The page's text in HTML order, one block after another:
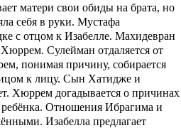
матери свои обиды на брата, но
себя в руки. Мустафа
с отцом к Изабелле. Махидевран
Сулейман отдаляется от
понимая причину, собирается
к лицу. Сын Хатидже и
Хюррем догадывается о причинах
ребёнка. Отношения Ибрагима и
Изабелла предлагает